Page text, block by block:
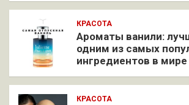
КРАСОТА
Ароматы ванили:
одним из самых
ингредиентов в мире
КРАСОТА